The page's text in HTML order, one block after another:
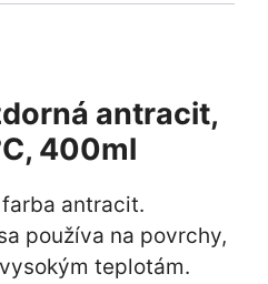
antracit,
400ml
antracit.
používa na povrchy,
teplotám.